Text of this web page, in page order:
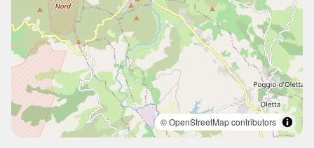
© OpenStreetMap contributors